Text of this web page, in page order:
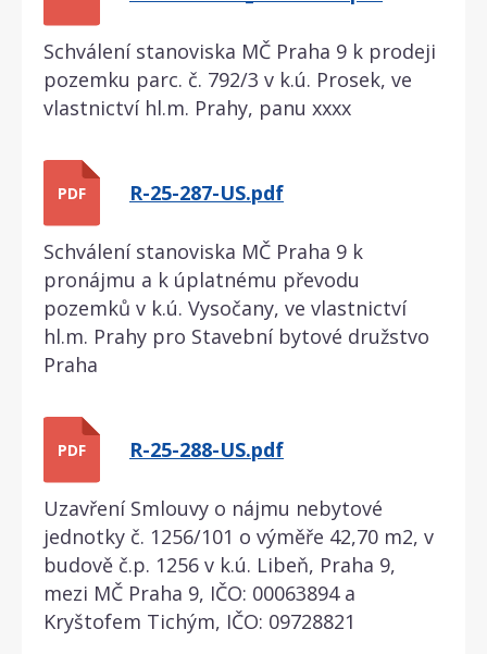
Schválení stanoviska MČ Praha 9 k prodeji
pozemku parc. č. 792/3 v k.ú. Prosek, ve
vlastnictví hl.m. Prahy, panu xxxx
PDF R-25-287-US.pdf
Schválení stanoviska MČ Praha 9 k
pronájmu a k úplatnému převodu
pozemků v k.ú. Vysočany, ve vlastnictví
hl.m. Prahy pro Stavební bytové družstvo
Praha
PDF R-25-288-US.pdf
Uzavření Smlouvy o nájmu nebytové
jednotky č. 1256/101 o výměře 42,70 m2, v
budově č.p. 1256 v k.ú. Libeň, Praha 9,
mezi MČ Praha 9, IČO: 00063894 a
Kryštofem Tichým, IČO: 09728821